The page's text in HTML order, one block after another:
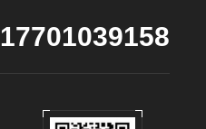
17701039158